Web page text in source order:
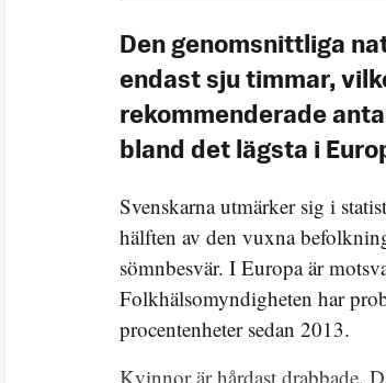
Den genomsnittliga
endast sju timmar,
rekommenderade
bland det lägsta i
Svenskarna utmärker sig i
hälften av den vuxna
sömnbesvär. I Europa är
Folkhälsomyndigheten har
procentenheter sedan 2013.
Kvinnor är hårdast drabbade.